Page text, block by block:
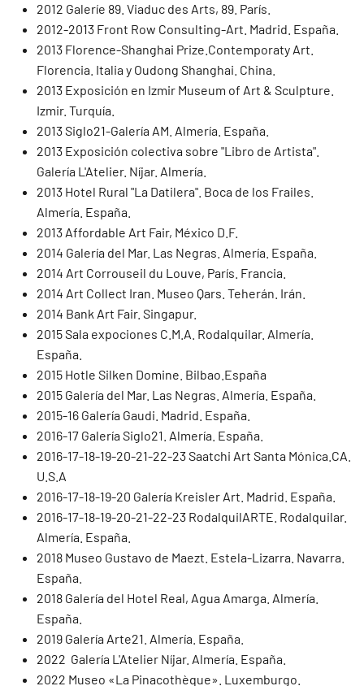
2012 Galeríe 89. Viaduc des Arts, 89. París.
2012-2013 Front Row Consulting-Art. Madrid. España.
2013 Florence-Shanghai Prize.Contemporaty Art.
Florencia. Italia y Oudong Shanghai. China.
2013 Exposición en Izmir Museum of Art & Sculpture.
Izmir. Turquía.
2013 Siglo21-Galería AM. Almería. España.
2013 Exposición colectiva sobre "Libro de Artista".
Galería L'Atelier. Níjar. Almería.
2013 Hotel Rural "La Datilera". Boca de los Frailes.
Almería. España.
2013 Affordable Art Fair, México D.F.
2014 Galería del Mar. Las Negras. Almería. España.
2014 Art Corrouseil du Louve, París. Francia.
2014 Art Collect Iran. Museo Qars. Teherán. Irán.
2014 Bank Art Fair. Singapur.
2015 Sala expociones C.M.A. Rodalquilar. Almería.
España.
2015 Hotle Silken Domine. Bilbao.España
2015 Galería del Mar. Las Negras. Almería. España.
2015-16 Galería Gaudi. Madrid. España.
2016-17 Galería Siglo21. Almería. España.
2016-17-18-19-20-21-22-23 Saatchi Art Santa Mónica.CA.
U.S.A
2016-17-18-19-20 Galería Kreisler Art. Madrid. España.
2016-17-18-19-20-21-22-23 RodalquilARTE. Rodalquilar.
Almería. España.
2018 Museo Gustavo de Maezt. Estela-Lizarra. Navarra.
España.
2018 Galería del Hotel Real, Agua Amarga. Almería.
España.
2019 Galería Arte21. Almería. España.
2022 Galería L'Atelier Níjar. Almería. España.
2022 Museo «La Pinacothèque». Luxemburgo.